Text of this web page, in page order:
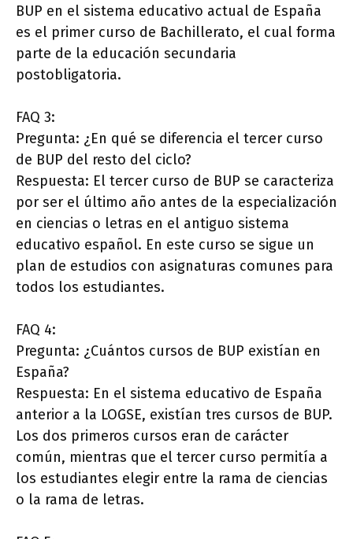
BUP en el sistema educativo actual de España
es el primer curso de Bachillerato, el cual forma
parte de la educación secundaria
postobligatoria.
FAQ 3:
Pregunta: ¿En qué se diferencia el tercer curso
de BUP del resto del ciclo?
Respuesta: El tercer curso de BUP se caracteriza
por ser el último año antes de la especialización
en ciencias o letras en el antiguo sistema
educativo español. En este curso se sigue un
plan de estudios con asignaturas comunes para
todos los estudiantes.
FAQ 4:
Pregunta: ¿Cuántos cursos de BUP existían en
España?
Respuesta: En el sistema educativo de España
anterior a la LOGSE, existían tres cursos de BUP.
Los dos primeros cursos eran de carácter
común, mientras que el tercer curso permitía a
los estudiantes elegir entre la rama de ciencias
o la rama de letras.